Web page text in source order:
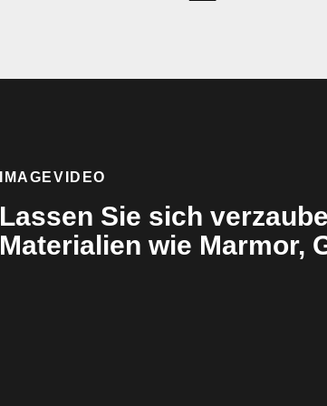
IMAGEVIDEO
Lassen Sie sich
Materialien wie Marmor,